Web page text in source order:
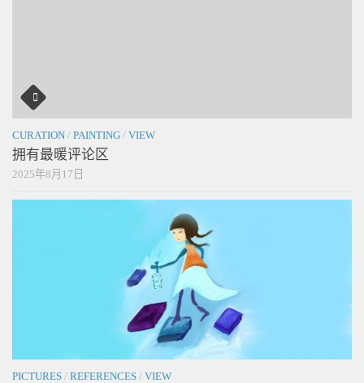
CURATION / PAINTING / VIEW
拥有最暖评论区
2025年8月17日
PICTURES / REFERENCES / VIEW